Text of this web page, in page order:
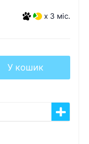
x 3 міс.
У кошик